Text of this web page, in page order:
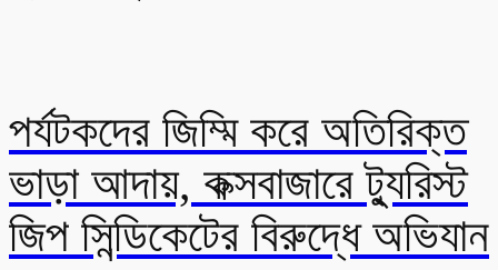
পর্যটকদের জিম্মি করে অতিরিক্ত
ভাড়া আদায়, কক্সবাজারে ট্যুরিস্ট
জিপ সিন্ডিকেটের বিরুদ্ধে অভিযান